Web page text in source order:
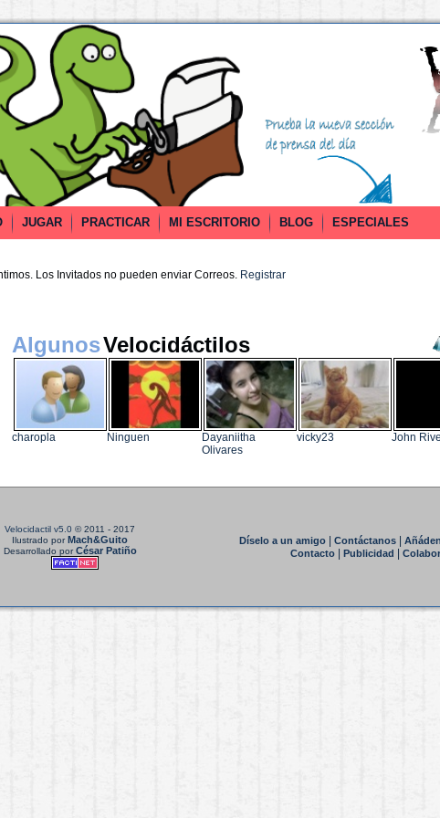
JUGAR PRACTICAR MI ESCRITORIO BLOG ESPECIALES
Los Invitados no pueden enviar Correos. Registrar
AlgunosVelocidáctilos
charopla Ninguen
Dayaniitha
Olivares
vicky23 John
Velocidactil v5.0 © 2011 - 2017
Ilustrado porMach&Guito
Desarrollado porCésar Patiño
Díselo a un amigo| Contáctanos|
Contacto| Publicidad